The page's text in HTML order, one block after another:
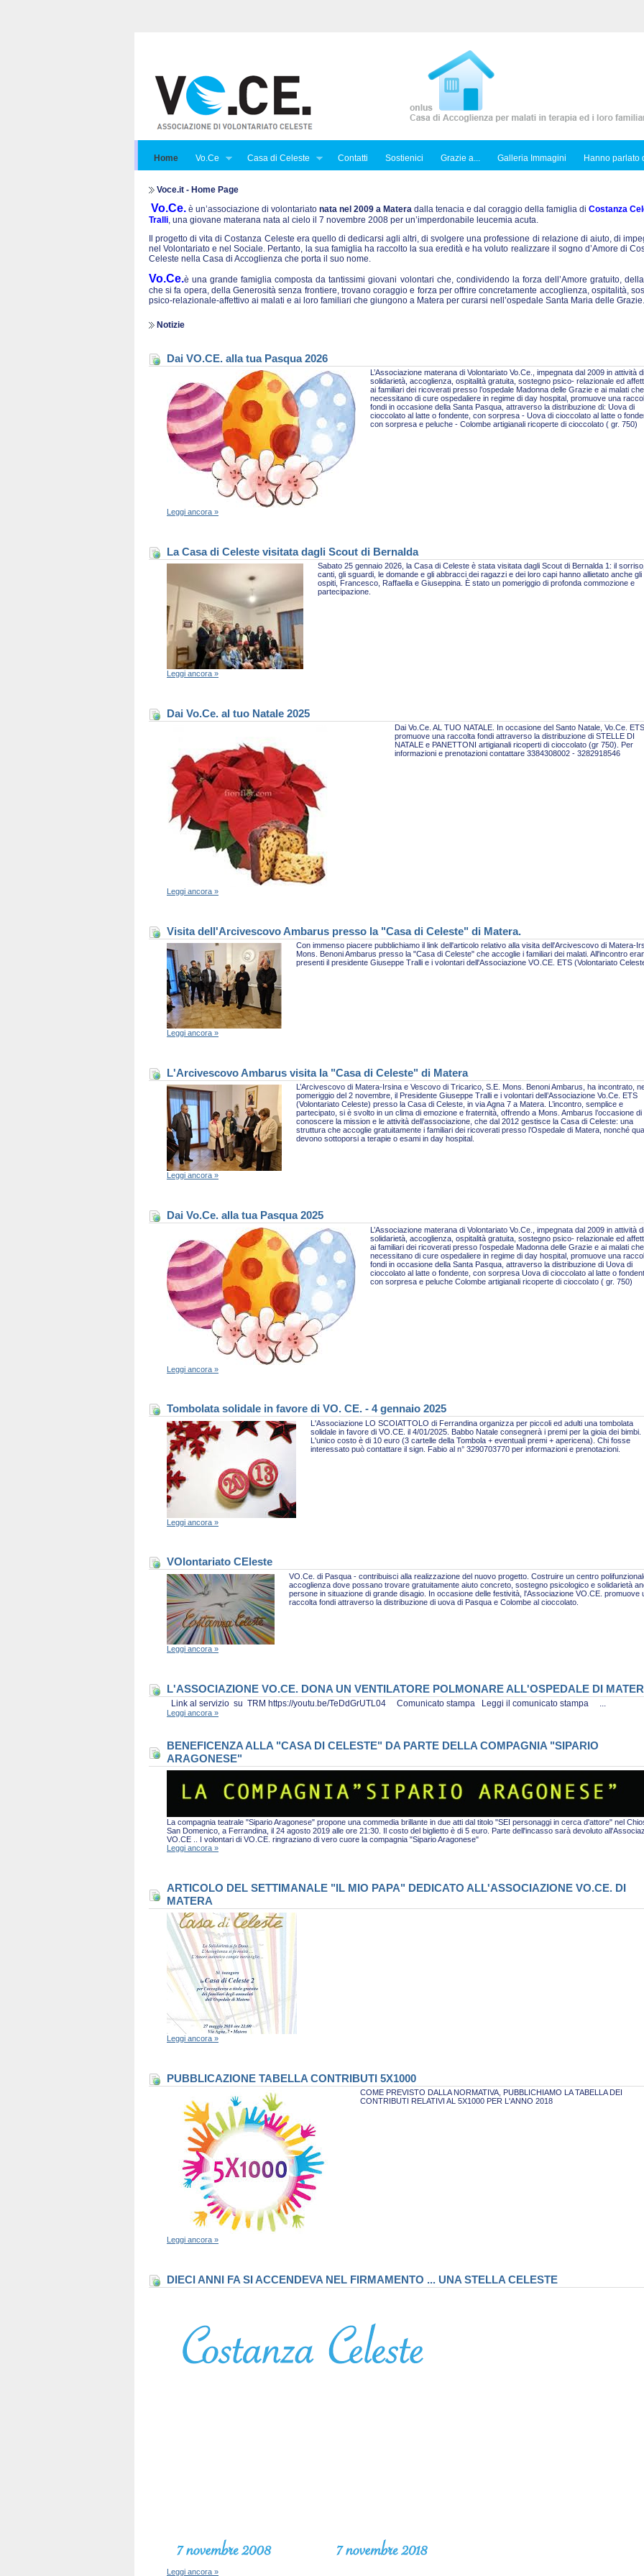
Home Vo.Ce Casa di Celeste Contatti Sostienici Grazie a... Galleria Immagini Hanno parlato
Voce.it - Home Page
Vo.Ce. è un’associazione di volontariato nata nel 2009 a Matera dalla tenacia e dal coraggio della famiglia di Costanza
Tralli, una giovane materana nata al cielo il 7 novembre 2008 per un’imperdonabile leucemia acuta.
Il progetto di vita di Costanza Celeste era quello di dedicarsi agli altri, di svolgere una professione di relazione di aiuto, di
nel Volontariato e nel Sociale. Pertanto, la sua famiglia ha raccolto la sua eredità e ha voluto realizzare il sogno d’Amore di
Celeste nella Casa di Accoglienza che porta il suo nome.
Vo.Ce.è una grande famiglia composta da tantissimi giovani volontari che, condividendo la forza dell’Amore gratuito,
che si fa opera, della Generosità senza frontiere, trovano coraggio e forza per offrire concretamente accoglienza, ospitalità,
psico-relazionale-affettivo ai malati e ai loro familiari che giungono a Matera per curarsi nell’ospedale Santa Maria delle Grazie.
Notizie
Dai VO.CE. alla tua Pasqua 2026
L’Associazione materana di Volontariato Vo.Ce., impegnata dal 2009 in attività di
solidarietà, accoglienza, ospitalità gratuita, sostegno psico- relazionale ed
ai familiari dei ricoverati presso l’ospedale Madonna delle Grazie e ai malati che
necessitano di cure ospedaliere in regime di day hospital, promuove una
fondi in occasione della Santa Pasqua, attraverso la distribuzione di: Uova di
cioccolato al latte o fondente, con sorpresa - Uova di cioccolato al latte o
con sorpresa e peluche - Colombe artigianali ricoperte di cioccolato ( gr. 750)
Leggi ancora »
La Casa di Celeste visitata dagli Scout di Bernalda
Sabato 25 gennaio 2026, la Casa di Celeste è stata visitata dagli Scout di Bernalda 1: il
canti, gli sguardi, le domande e gli abbracci dei ragazzi e dei loro capi hanno allietato anche gli
ospiti, Francesco, Raffaella e Giuseppina. È stato un pomeriggio di profonda commozione e
partecipazione.
Leggi ancora »
Dai Vo.Ce. al tuo Natale 2025
Dai Vo.Ce. AL TUO NATALE. In occasione del Santo Natale, Vo.Ce. ETS
promuove una raccolta fondi attraverso la distribuzione di STELLE DI
NATALE e PANETTONI artigianali ricoperti di cioccolato (gr 750). Per
informazioni e prenotazioni contattare 3384308002 - 3282918546
Leggi ancora »
Visita dell'Arcivescovo Ambarus presso la "Casa di Celeste" di Matera.
Con immenso piacere pubblichiamo il link dell'articolo relativo alla visita dell'Arcivescovo di Matera-
Mons. Benoni Ambarus presso la "Casa di Celeste" che accoglie i familiari dei malati. All'incontro
presenti il presidente Giuseppe Tralli e i volontari dell'Associazione VO.CE. ETS (Volontariato
Leggi ancora »
L'Arcivescovo Ambarus visita la "Casa di Celeste" di Matera
L’Arcivescovo di Matera-Irsina e Vescovo di Tricarico, S.E. Mons. Benoni Ambarus, ha incontrato,
pomeriggio del 2 novembre, il Presidente Giuseppe Tralli e i volontari dell’Associazione Vo.Ce. ETS
(Volontariato Celeste) presso la Casa di Celeste, in via Agna 7 a Matera. L’incontro, semplice e
partecipato, si è svolto in un clima di emozione e fraternità, offrendo a Mons. Ambarus l’occasione di
conoscere la mission e le attività dell’associazione, che dal 2012 gestisce la Casa di Celeste: una
struttura che accoglie gratuitamente i familiari dei ricoverati presso l’Ospedale di Matera, nonché
devono sottoporsi a terapie o esami in day hospital.
Leggi ancora »
Dai Vo.Ce. alla tua Pasqua 2025
L’Associazione materana di Volontariato Vo.Ce., impegnata dal 2009 in attività di
solidarietà, accoglienza, ospitalità gratuita, sostegno psico- relazionale ed
ai familiari dei ricoverati presso l’ospedale Madonna delle Grazie e ai malati che
necessitano di cure ospedaliere in regime di day hospital, promuove una
fondi in occasione della Santa Pasqua, attraverso la distribuzione di Uova di
cioccolato al latte o fondente, con sorpresa Uova di cioccolato al latte o
con sorpresa e peluche Colombe artigianali ricoperte di cioccolato ( gr. 750)
Leggi ancora »
Tombolata solidale in favore di VO. CE. - 4 gennaio 2025
L'Associazione LO SCOIATTOLO di Ferrandina organizza per piccoli ed adulti una tombolata
solidale in favore di VO.CE. il 4/01/2025. Babbo Natale consegnerà i premi per la gioia dei bimbi.
L'unico costo è di 10 euro (3 cartelle della Tombola + eventuali premi + apericena). Chi fosse
interessato può contattare il sign. Fabio al n° 3290703770 per informazioni e prenotazioni.
Leggi ancora »
VOlontariato CEleste
VO.Ce. di Pasqua - contribuisci alla realizzazione del nuovo progetto. Costruire un centro
accoglienza dove possano trovare gratuitamente aiuto concreto, sostegno psicologico e solidarietà
persone in situazione di grande disagio. In occasione delle festività, l'Associazione VO.CE. promuove
raccolta fondi attraverso la distribuzione di uova di Pasqua e Colombe al cioccolato.
Leggi ancora »
L'ASSOCIAZIONE VO.CE. DONA UN VENTILATORE POLMONARE ALL'OSPEDALE DI
Link al servizio su TRM https://youtu.be/TeDdGrUTL04 Comunicato stampa Leggi il comunicato stampa ...
Leggi ancora »
BENEFICENZA ALLA "CASA DI CELESTE" DA PARTE DELLA COMPAGNIA "SIPARIO
ARAGONESE"
La compagnia teatrale "Sipario Aragonese" propone una commedia brillante in due atti dal titolo "SEI personaggi in cerca d'attore" nel
San Domenico, a Ferrandina, il 24 agosto 2019 alle ore 21:30. Il costo del biglietto è di 5 euro. Parte dell'incasso sarà devoluto
VO.CE .. I volontari di VO.CE. ringraziano di vero cuore la compagnia "Sipario Aragonese"
Leggi ancora »
ARTICOLO DEL SETTIMANALE "IL MIO PAPA" DEDICATO ALL'ASSOCIAZIONE VO.CE. DI
MATERA
Leggi ancora »
PUBBLICAZIONE TABELLA CONTRIBUTI 5X1000
COME PREVISTO DALLA NORMATIVA, PUBBLICHIAMO LA TABELLA DEI
CONTRIBUTI RELATIVI AL 5X1000 PER L'ANNO 2018
Leggi ancora »
DIECI ANNI FA SI ACCENDEVA NEL FIRMAMENTO ... UNA STELLA CELESTE
Leggi ancora »